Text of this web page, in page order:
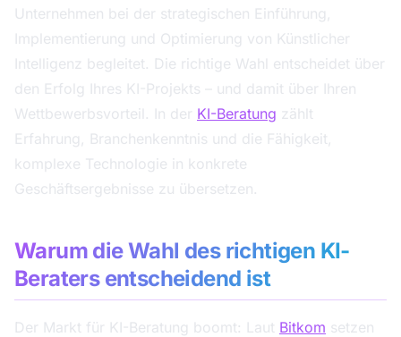
Unternehmen bei der strategischen Einführung,
Implementierung und Optimierung von Künstlicher
Intelligenz begleitet. Die richtige Wahl entscheidet über
den Erfolg Ihres KI-Projekts – und damit über Ihren
Wettbewerbsvorteil. In der KI-Beratung zählt
Erfahrung, Branchenkenntnis und die Fähigkeit,
komplexe Technologie in konkrete
Geschäftsergebnisse zu übersetzen.
Warum die Wahl des richtigen KI-
Beraters entscheidend ist
Der Markt für KI-Beratung boomt: Laut Bitkom setzen